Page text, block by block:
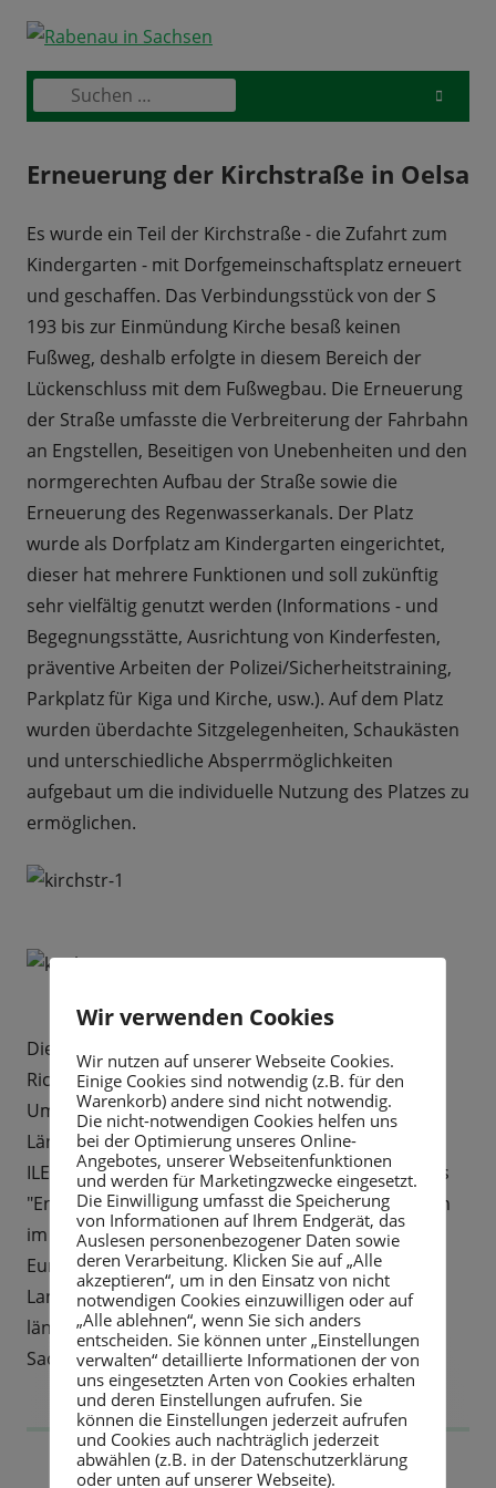
Skip
contentPrimary
Suchen
nach:
Erneuerung der Kirchstraße in Oelsa
Es wurde ein Teil der Kirchstraße - die Zufahrt zum
Kindergarten - mit Dorfgemeinschaftsplatz erneuert
und geschaffen. Das Verbindungsstück von der S
193 bis zur Einmündung Kirche besaß keinen
Fußweg, deshalb erfolgte in diesem Bereich der
Lückenschluss mit dem Fußwegbau. Die Erneuerung
der Straße umfasste die Verbreiterung der Fahrbahn
an Engstellen, Beseitigen von Unebenheiten und den
normgerechten Aufbau der Straße sowie die
Erneuerung des Regenwasserkanals. Der Platz
wurde als Dorfplatz am Kindergarten eingerichtet,
dieser hat mehrere Funktionen und soll zukünftig
sehr vielfältig genutzt werden (Informations - und
Begegnungsstätte, Ausrichtung von Kinderfesten,
präventive Arbeiten der Polizei/Sicherheitstraining,
Parkplatz für Kiga und Kirche, usw.). Auf dem Platz
wurden überdachte Sitzgelegenheiten, Schaukästen
und unterschiedliche Absperrmöglichkeiten
aufgebaut um die individuelle Nutzung des Platzes zu
ermöglichen.
Die Baumaßnahme wurde gefördert nach der
Richtlinie des Sächsischen Staatsministeriums für
Umwelt und Landwirtschaft zur Integrierten
Ländlichen Entwicklung im Freistaat Sachsen (RL
ILE/2007). Die Fördermittel werden im Rahmen des
"Entwicklungsprogramms für den ländlichen Raum
im Freistaat Sachsen 2007-2013" durch die
Europäische Union (Europäischer
Landwirtschaftsfonds für die Entwicklung des
ländlichen Raumes - EPLR) und den Freistaat
Sachsen zur Verfügung gestellt.
Wir verwenden Cookies
Wir nutzen auf unserer Webseite Cookies.
Einige Cookies sind notwendig (z.B. für den
Warenkorb) andere sind nicht notwendig.
Die nicht-notwendigen Cookies helfen uns
bei der Optimierung unseres Online-
Angebotes, unserer Webseitenfunktionen
und werden für Marketingzwecke eingesetzt.
Die Einwilligung umfasst die Speicherung
von Informationen auf Ihrem Endgerät, das
Auslesen personenbezogener Daten sowie
deren Verarbeitung. Klicken Sie auf „Alle
akzeptieren“, um in den Einsatz von nicht
notwendigen Cookies einzuwilligen oder auf
„Alle ablehnen“, wenn Sie sich anders
entscheiden. Sie können unter „Einstellungen
verwalten“ detaillierte Informationen der von
uns eingesetzten Arten von Cookies erhalten
und deren Einstellungen aufrufen. Sie
können die Einstellungen jederzeit aufrufen
und Cookies auch nachträglich jederzeit
abwählen (z.B. in der Datenschutzerklärung
oder unten auf unserer Webseite).